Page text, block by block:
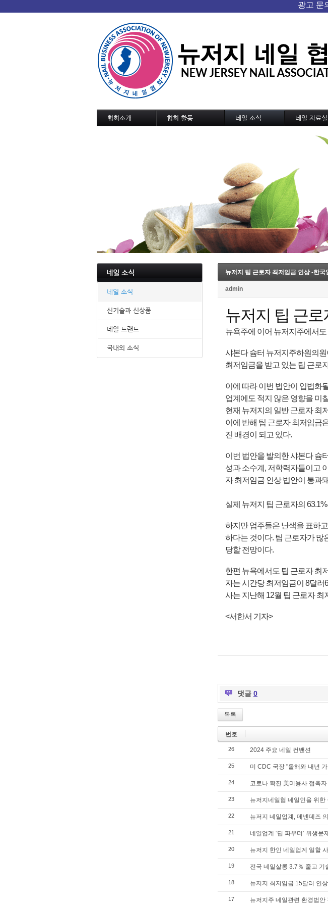
협회소개 협회 활동 네일 소식
국내외 소식
네일 자료실
네일 소식
네일 소식
신기술과 신상품
네일 트랜드
국내외 소식
뉴저지 팁 근로자 최저임금 인상 -한국
admin
뉴저지 팁 근
뉴욕주에 이어 뉴저지주에서
샤본다 슘터 뉴저지주하원의
최저임금을 받고 있는 팁 근로
이에 따라 이번 법안이 입법화
업계에도 적지 않은 영향을 미
현재 뉴저지의 일반 근로자 최
이에 반해 팁 근로자 최저임금
진 배경이 되고 있다.
이번 법안을 발의한 샤본다 슘
성과 소수계, 저학력자들이고
자 최저임금 인상 법안이 통과
실제 뉴저지 팁 근로자의
하지만 업주들은 난색을 표하
하다는 것이다. 팁 근로자가 많
당할 전망이다.
한편 뉴욕에서도 팁 근로자 최
자는 시간당 최저임금이 8달러
사는 지난해 12월 팁 근로자 최
<서한서 기자>
댓글 0
목록
번호
26 2024 주요 네일 컨밴션
25 미 CDC 국장 "올해와 내년
24 코로나 확진 美미용사 접촉
23 뉴저지네일협 네일인을 위한
22 뉴저지 네일업계, 메넨데즈
21 네일업계 ‘딥 파우더’ 위생문
20 뉴저지 한인 네일업계 일할
19 전국 네일살롱 3.7％ 줄고 기
18 뉴저지 최저임금 15달러 인
17 뉴저지주 네일관련 환경법안